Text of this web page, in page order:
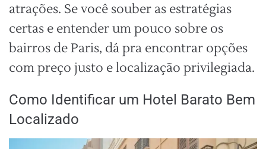
atrações. Se você souber as estratégias
certas e entender um pouco sobre os
bairros de Paris, dá pra encontrar opções
com preço justo e localização privilegiada.
Como Identificar um Hotel Barato Bem
Localizado